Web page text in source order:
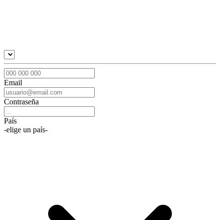
Email
Contraseña
País
-elige un país-